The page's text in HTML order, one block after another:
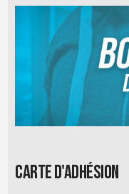
Carte d'adhésion